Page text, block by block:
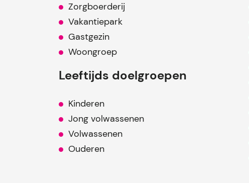
Zorgboerderij
Vakantiepark
Gastgezin
Woongroep
Leeftijds doelgroepen
Kinderen
Jong volwassenen
Volwassenen
Ouderen